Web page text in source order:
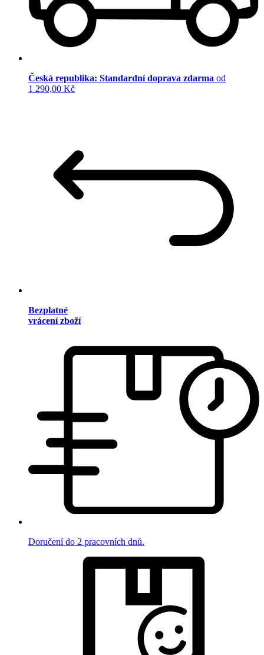
Česká republika: Standardní doprava zdarma od
1 290,00 Kč
Bezplatné
vrácení zboží
Doručení do 2 pracovních dnů.